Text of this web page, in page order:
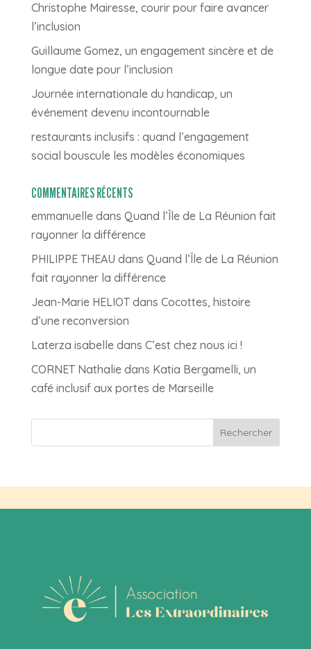
Christophe Mairesse, courir pour faire avancer
l’inclusion
Guillaume Gomez, un engagement sincère et de
longue date pour l’inclusion
Journée internationale du handicap, un
événement devenu incontournable
restaurants inclusifs : quand l’engagement
social bouscule les modèles économiques
COMMENTAIRES RÉCENTS
emmanuelledans Quand l’Île de La Réunion fait
rayonner la différence
PHILIPPE THEAU dans Quand l’Île de La Réunion
fait rayonner la différence
Jean-Marie HELIOTdans Cocottes, histoire
d’une reconversion
Laterza isabelledans C’est chez nous ici !
CORNET Nathaliedans Katia Bergamelli, un
café inclusif aux portes de Marseille
Rechercher